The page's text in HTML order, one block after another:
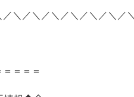
／＼／＼／＼／＼／＼／＼／
＝＝＝